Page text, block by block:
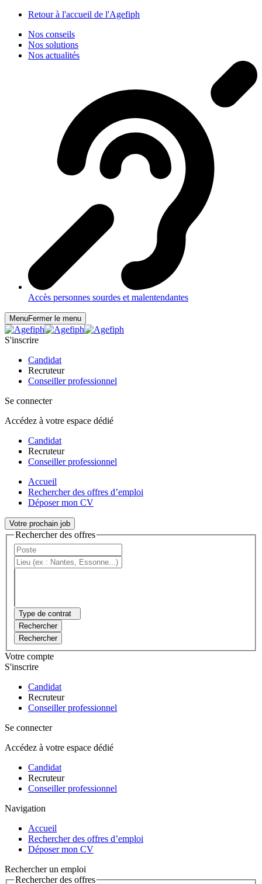
Retour à l'accueil de l'Agefiph
Nos conseils
Nos solutions
Nos actualités
Accès personnes sourdes et malentendantes
MenuFermer le menu
S'inscrire
Candidat
Recruteur
Conseiller professionnel
Se connecter
Accédez à votre espace dédié
Candidat
Recruteur
Conseiller professionnel
Accueil
Rechercher des offres d’emploi
Déposer mon CV
Votre prochain job
Rechercher des offres
Type de contrat
Rechercher
Rechercher
Votre compte
S'inscrire
Candidat
Recruteur
Conseiller professionnel
Se connecter
Accédez à votre espace dédié
Candidat
Recruteur
Conseiller professionnel
Navigation
Accueil
Rechercher des offres d’emploi
Déposer mon CV
Rechercher un emploi
Rechercher des offres